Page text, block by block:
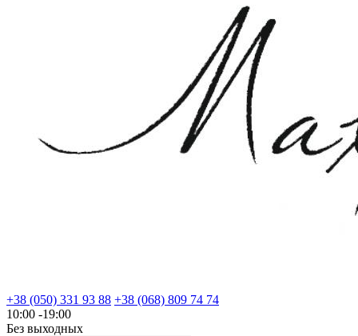
+38 (050) 331 93 88 +38 (068) 809 74 74
10:00 -19:00
Без выходных